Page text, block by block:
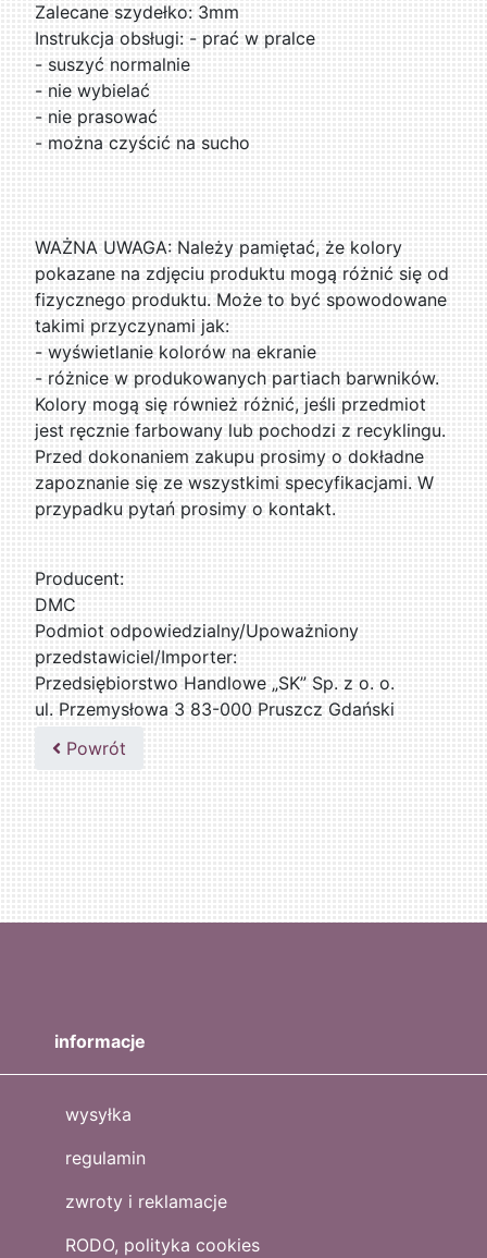
Zalecane szydełko: 3mm
Instrukcja obsługi: - prać w pralce
- suszyć normalnie
- nie wybielać
- nie prasować
- można czyścić na sucho
WAŻNA UWAGA: Należy pamiętać, że kolory
pokazane na zdjęciu produktu mogą różnić się od
fizycznego produktu. Może to być spowodowane
takimi przyczynami jak:
- wyświetlanie kolorów na ekranie
- różnice w produkowanych partiach barwników.
Kolory mogą się również różnić, jeśli przedmiot
jest ręcznie farbowany lub pochodzi z recyklingu.
Przed dokonaniem zakupu prosimy o dokładne
zapoznanie się ze wszystkimi specyfikacjami. W
przypadku pytań prosimy o kontakt.
Producent:
DMC
Podmiot odpowiedzialny/Upoważniony
przedstawiciel/Importer:
Przedsiębiorstwo Handlowe „SK” Sp. z o. o.
ul. Przemysłowa 3 83-000 Pruszcz Gdański
509076255
Powrót
informacje
wysyłka
regulamin
zwroty i reklamacje
RODO, polityka cookies